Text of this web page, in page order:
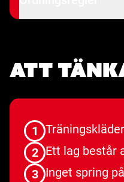
Att
1
Träningskläder
2 Ett lag består
3 Inget spring